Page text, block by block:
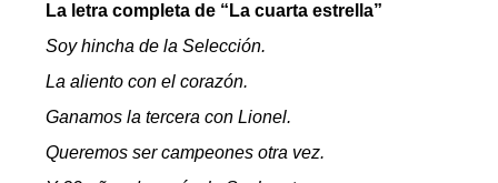
La letra completa de “La cuarta estrella”
Soy hincha de la Selección.
La aliento con el corazón.
Ganamos la tercera con Lionel.
Queremos ser campeones otra vez.